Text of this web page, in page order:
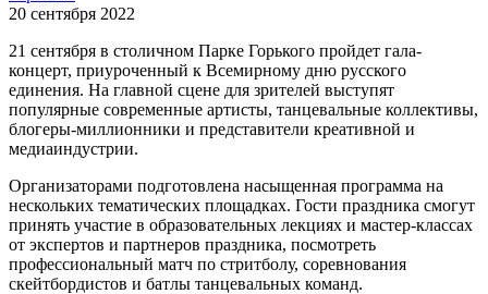
20 сентября 2022
21 сентября в столичном Парке Горького пройдет гала-
концерт, приуроченный к Всемирному дню русского
единения. На главной сцене для зрителей выступят
популярные современные артисты, танцевальные коллективы,
блогеры-миллионники и представители креативной и
медиаиндустрии.
Организаторами подготовлена насыщенная программа на
нескольких тематических площадках. Гости праздника смогут
принять участие в образовательных лекциях и мастер-классах
от экспертов и партнеров праздника, посмотреть
профессиональный матч по стритболу, соревнования
скейтбордистов и батлы танцевальных команд.